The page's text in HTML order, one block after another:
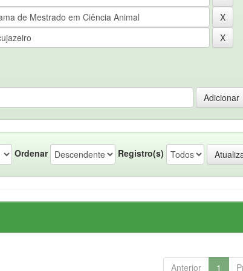
Ordenar Registro(s)
Anterior 1